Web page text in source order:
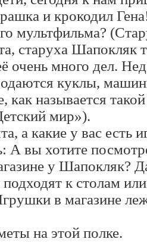
и крокодил
мультфильма?
старуха Шапокляк
очень много дел.
куклы,
как называется
мир»).
а какие у вас есть
А вы хотите
у Шапокляк?
к столам
в магазине
на этой полке.